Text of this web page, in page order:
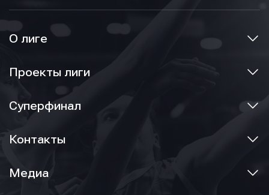
О лиге
Проекты лиги
Суперфинал
Контакты
Медиа